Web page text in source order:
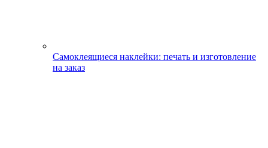
Самоклеящиеся наклейки: печать и изготовление
на заказ